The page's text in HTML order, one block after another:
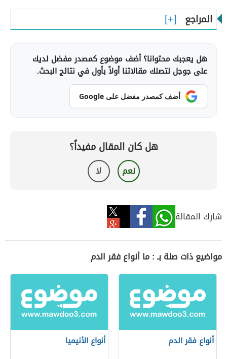
المراجع
هل يعجبك محتوانا؟ أضف موضوع كمصدر مفضل لديك
على جوجل لتصلك مقالاتنا أولاً بأول في نتائج البحث.
أضف كمصدر مفضل على Google
هل كان المقال مفيداً؟
نعم لا
شارك المقالة
مواضيع ذات صلة بـ : ما أنواع فقر الدم
أنواع فقر الدم أنواع الأنيميا